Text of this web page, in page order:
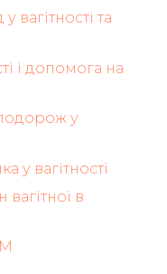
вагітності та
і допомога на
у
у вагітності
в